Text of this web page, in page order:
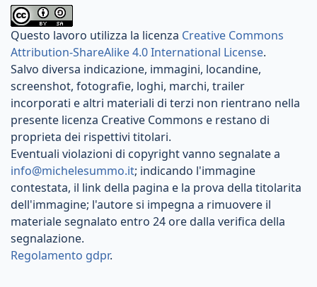
Questo lavoro utilizza la licenza Creative Commons
Attribution-ShareAlike 4.0 International License.
Salvo diversa indicazione, immagini, locandine,
screenshot, fotografie, loghi, marchi, trailer
incorporati e altri materiali di terzi non rientrano nella
presente licenza Creative Commons e restano di
proprieta dei rispettivi titolari.
Eventuali violazioni di copyright vanno segnalate a
info@michelesummo.it; indicando l'immagine
contestata, il link della pagina e la prova della titolarita
dell'immagine; l'autore si impegna a rimuovere il
materiale segnalato entro 24 ore dalla verifica della
segnalazione.
Regolamento gdpr.